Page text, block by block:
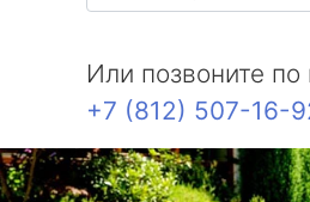
Или позвоните
+7 (812) 507-16-